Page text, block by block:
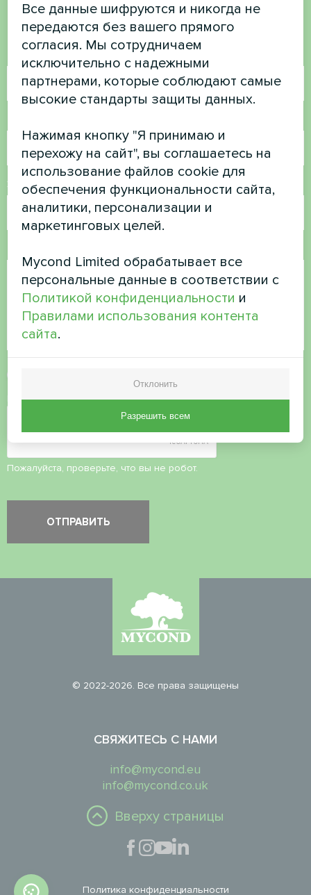
Свяжитесь с нами, и мы поможем вам
Электронная почта
Проверка безопасности*
Пожалуйста, проверьте, что вы не робот.
© 2022-2026. Все права защищены
СВЯЖИТЕСЬ С НАМИ
info@mycond.eu
info@mycond.co.uk
Вверху страницы
Политика конфиденциальности
Все данные шифруются и никогда не
передаются без вашего прямого
согласия. Мы сотрудничаем
исключительно с надежными
партнерами, которые соблюдают самые
высокие стандарты защиты данных.
Нажимая кнопку "Я принимаю и
перехожу на сайт", вы соглашаетесь на
использование файлов cookie для
обеспечения функциональности сайта,
аналитики, персонализации и
маркетинговых целей.
Mycond Limited обрабатывает все
персональные данные в соответствии с
Политикой конфиденциальности и
Правилами использования контента
сайта.
Отклонить
Разрешить всем